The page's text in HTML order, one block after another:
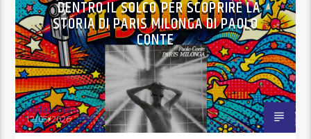
DENTRO IL SOLCO PER SCOPRIRE LA
STORIA DI PARIS MILONGA DI PAOLO
CONTE
Redazione
12/05/2026